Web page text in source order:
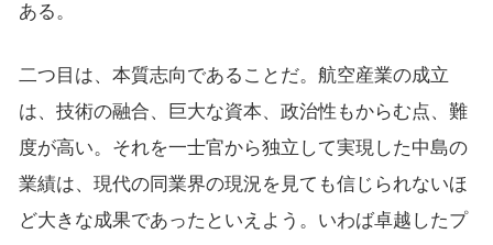
ある。
二つ目は、本質志向であることだ。航空産業の成立
は、技術の融合、巨大な資本、政治性もからむ点、難
度が高い。それを一士官から独立して実現した中島の
業績は、現代の同業界の現況を見ても信じられないほ
ど大きな成果であったといえよう。いわば卓越したプ